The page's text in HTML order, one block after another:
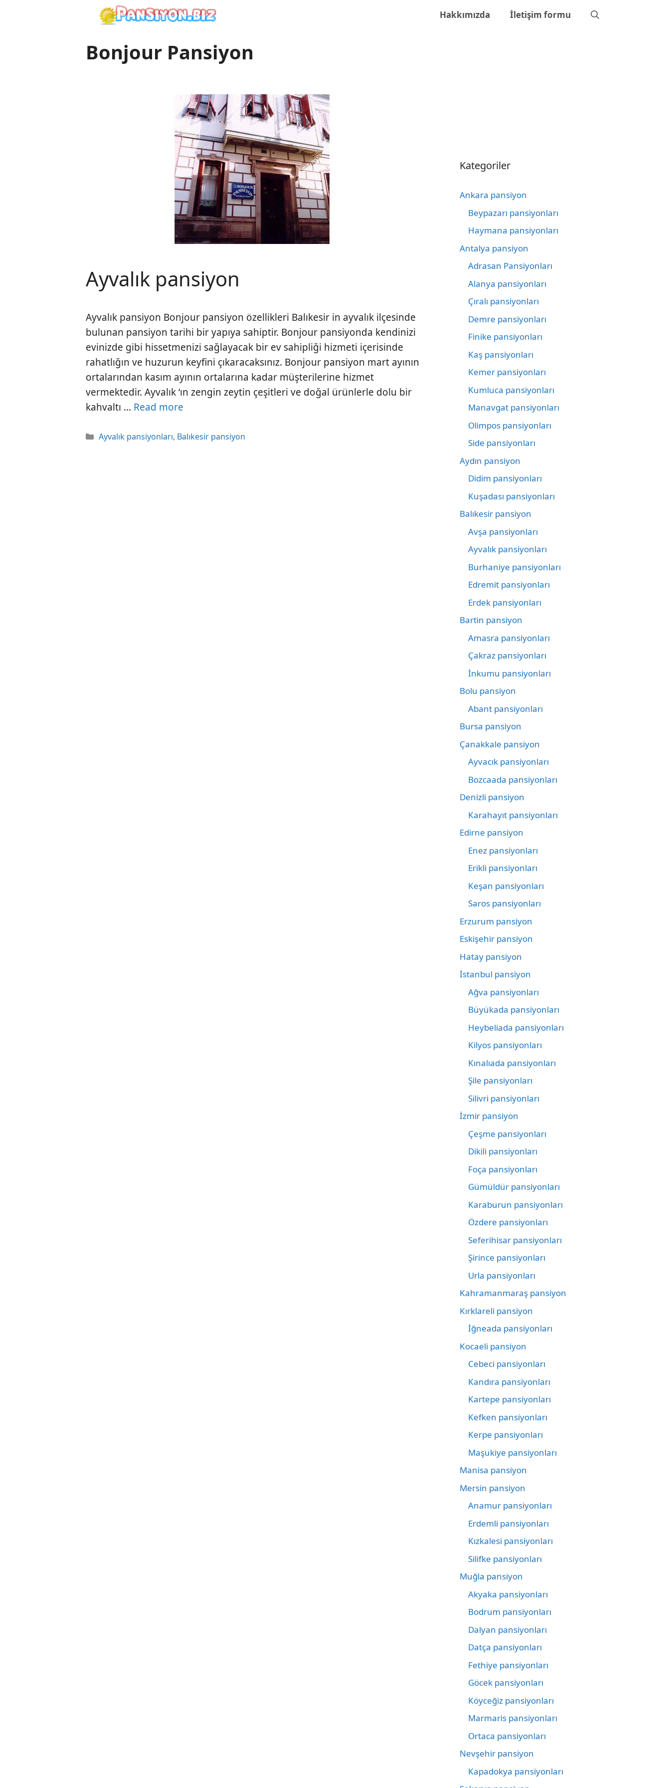
Hakkımızda İletişim formu
Bonjour Pansiyon
Ayvalık pansiyon
Ayvalık pansiyon Bonjour pansiyon özellikleri Balıkesir in ayvalık ilçesinde
bulunan pansiyon tarihi bir yapıya sahiptir. Bonjour pansiyonda kendinizi
evinizde gibi hissetmenizi sağlayacak bir ev sahipliği hizmeti içerisinde
rahatlığın ve huzurun keyfini çıkaracaksınız. Bonjour pansiyon mart ayının
ortalarından kasım ayının ortalarına kadar müşterilerine hizmet
vermektedir. Ayvalık ‘ın zengin zeytin çeşitleri ve doğal ürünlerle dolu bir
kahvaltı … Read more
Kategoriler
Ayvalık pansiyonları, Balıkesir pansiyon
Kategoriler
Ankara pansiyon
Beypazarı pansiyonları
Haymana pansiyonları
Antalya pansiyon
Adrasan Pansiyonları
Alanya pansiyonları
Çıralı pansiyonları
Demre pansiyonları
Finike pansiyonları
Kaş pansiyonları
Kemer pansiyonları
Kumluca pansiyonları
Manavgat pansiyonları
Olimpos pansiyonları
Side pansiyonları
Aydın pansiyon
Didim pansiyonları
Kuşadası pansiyonları
Balıkesir pansiyon
Avşa pansiyonları
Ayvalık pansiyonları
Burhaniye pansiyonları
Edremit pansiyonları
Erdek pansiyonları
Bartin pansiyon
Amasra pansiyonları
Çakraz pansiyonları
İnkumu pansiyonları
Bolu pansiyon
Abant pansiyonları
Bursa pansiyon
Çanakkale pansiyon
Ayvacık pansiyonları
Bozcaada pansiyonları
Denizli pansiyon
Karahayıt pansiyonları
Edirne pansiyon
Enez pansiyonları
Erikli pansiyonları
Keşan pansiyonları
Saros pansiyonları
Erzurum pansiyon
Eskişehir pansiyon
Hatay pansiyon
İstanbul pansiyon
Ağva pansiyonları
Büyükada pansiyonları
Heybeliada pansiyonları
Kilyos pansiyonları
Kınalıada pansiyonları
Şile pansiyonları
Silivri pansiyonları
İzmir pansiyon
Çeşme pansiyonları
Dikili pansiyonları
Foça pansiyonları
Gümüldür pansiyonları
Karaburun pansiyonları
Özdere pansiyonları
Seferihisar pansiyonları
Şirince pansiyonları
Urla pansiyonları
Kahramanmaraş pansiyon
Kırklareli pansiyon
İğneada pansiyonları
Kocaeli pansiyon
Cebeci pansiyonları
Kandıra pansiyonları
Kartepe pansiyonları
Kefken pansiyonları
Kerpe pansiyonları
Maşukiye pansiyonları
Manisa pansiyon
Mersin pansiyon
Anamur pansiyonları
Erdemli pansiyonları
Kızkalesi pansiyonları
Silifke pansiyonları
Muğla pansiyon
Akyaka pansiyonları
Bodrum pansiyonları
Dalyan pansiyonları
Datça pansiyonları
Fethiye pansiyonları
Göcek pansiyonları
Köyceğiz pansiyonları
Marmaris pansiyonları
Ortaca pansiyonları
Nevşehir pansiyon
Kapadokya pansiyonları